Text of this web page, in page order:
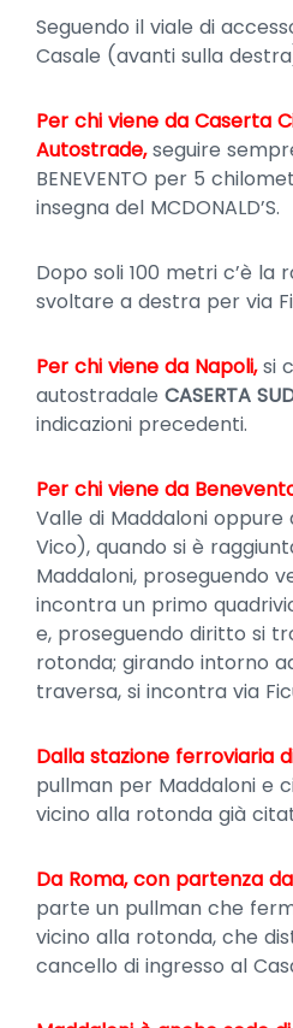
Seguendo il viale di
Casale (avanti sulla
Per chi viene da Caserta
Autostrade,seguire
BENEVENTO per 5
insegna del MCDONALD’S.
Dopo soli 100 metri c’è la
svoltare a destra per via
Per chi viene da Napoli,si
autostradale CASERTA
indicazioni precedenti.
Per chi viene da
Valle di Maddaloni oppure
Vico), quando si è
Maddaloni, proseguendo
incontra un primo
e, proseguendo diritto si
rotonda; girando intorno
traversa, si incontra via
Dalla stazione ferroviaria
pullman per Maddaloni e
vicino alla rotonda già
Da Roma, con partenza
parte un pullman che
vicino alla rotonda, che
cancello di ingresso al